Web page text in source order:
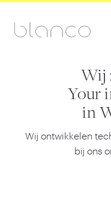
Wij
Your
in
Wij ontwikkelen
bij ons